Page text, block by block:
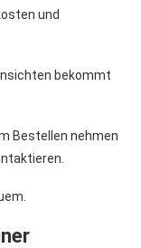
und
bekommt
Bestellen nehmen